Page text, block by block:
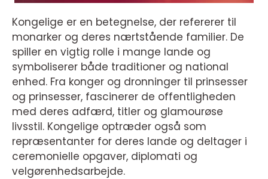
Kongelige er en betegnelse, der refererer til
monarker og deres nærtstående familier. De
spiller en vigtig rolle i mange lande og
symboliserer både traditioner og national
enhed. Fra konger og dronninger til prinsesser
og prinsesser, fascinerer de offentligheden
med deres adfærd, titler og glamourøse
livsstil. Kongelige optræder også som
repræsentanter for deres lande og deltager i
ceremonielle opgaver, diplomati og
velgørenhedsarbejde.